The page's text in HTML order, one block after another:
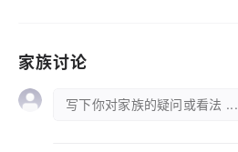
家族讨论
写下你对家族的疑问或看法 ...